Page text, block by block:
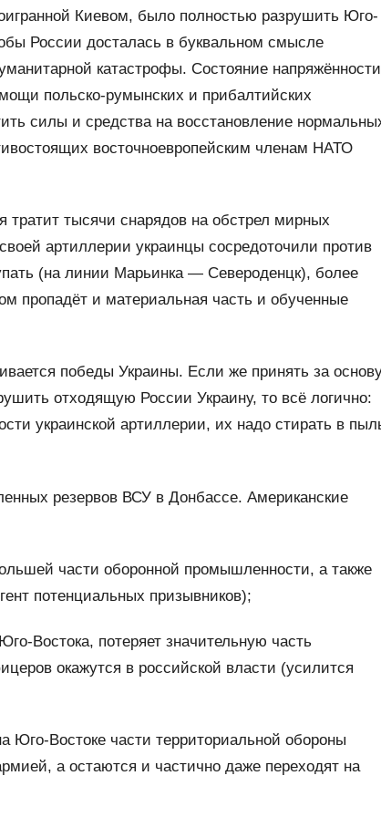
Киевом, было полностью разрушить Юго-
России досталась в буквальном смысле
катастрофы. Состояние
польско-румынских и прибалтийских
силы и средства на восстановление
восточноевропейским членам НАТО
тысячи снарядов на обстрел мирных
артиллерии украинцы сосредоточили против
(на линии Марьинка — Североденцк), более
пропадёт и материальная часть и обученные
победы Украины. Если же принять за
отходящую России Украину, то всё логично:
украинской артиллерии, их надо стирать в
резервов ВСУ в Донбассе. Американские
части оборонной промышленности, а также
потенциальных призывников);
Востока, потеряет значительную часть
окажутся в российской власти (усилится
Юго-Востоке части территориальной обороны
а остаются и частично даже переходят на